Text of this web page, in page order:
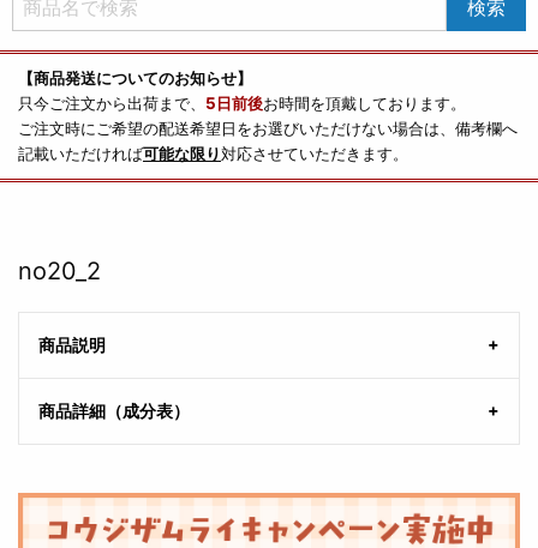
【商品発送についてのお知らせ】
只今ご注文から出荷まで、 5日前後お時間を頂戴しております。
ご注文時にご希望の配送希望日をお選びいただけない場合は、備考欄へ
記載いただければ可能な限り対応させていただきます。
no20_2
商品説明
商品詳細（成分表）